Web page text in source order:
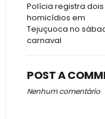
Polícia registra dois
homicídios em
Tejuçuoca no
carnaval
POST A
Nenhum comentário